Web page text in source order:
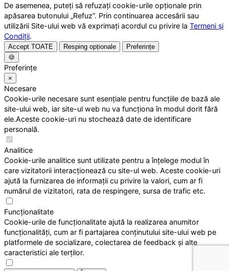
De asemenea, puteți să refuzați cookie-urile opționale prin
apăsarea butonului „Refuz”. Prin continuarea accesării sau
utilizării Site-ului web vă exprimați acordul cu privire la Termeni și
Condiții.
Accept TOATE Resping opționale
Preferințe
🍪
Preferințe
×
Necesare
Cookie-urile necesare sunt esențiale pentru funcțiile de bază ale
site-ului web, iar site-ul web nu va funcționa în modul dorit fără
ele.Aceste cookie-uri nu stochează date de identificare
personală.
Analitice
Cookie-urile analitice sunt utilizate pentru a înțelege modul în
care vizitatorii interacționează cu site-ul web. Aceste cookie-uri
ajută la furnizarea de informații cu privire la valori, cum ar fi
numărul de vizitatori, rata de respingere, sursa de trafic etc.
Funcționalitate
Cookie-urile de funcționalitate ajută la realizarea anumitor
funcționalități, cum ar fi partajarea conținutului site-ului web pe
platformele de socializare, colectarea de feedback și alte
caracteristici ale terților.